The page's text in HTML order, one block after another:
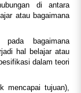
di antara
atau bagaimana
pada bagaimana
hal belajar atau
dalam teori
mencapai tujuan),